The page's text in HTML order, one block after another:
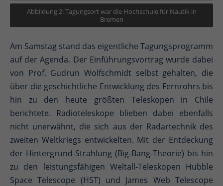
Abbildung 2: Tagungsort war die Hochschule für Nautik in
Bremen
Am Samstag stand das eigentliche Tagungsprogramm
auf der Agenda. Der Einführungsvortrag wurde dabei
von Prof. Gudrun Wolfschmidt selbst gehalten, die
über die geschichtliche Entwicklung des Fernrohrs bis
hin zu den heute größten Teleskopen in Chile
berichtete. Radioteleskope blieben dabei ebenfalls
nicht unerwähnt, die sich aus der Radartechnik des
zweiten Weltkriegs entwickelten. Mit der Entdeckung
der Hintergrund-Strahlung (Big-Bang-Theorie) bis hin
zu den leistungsfähigen Weltall-Teleskopen Hubble
Space Telescope (HST) und James Web Telescope